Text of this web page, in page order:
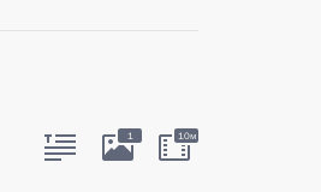
1 10м